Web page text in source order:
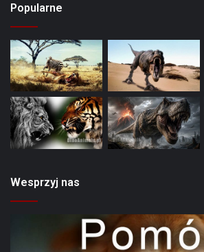
Popularne
Wesprzyj nas